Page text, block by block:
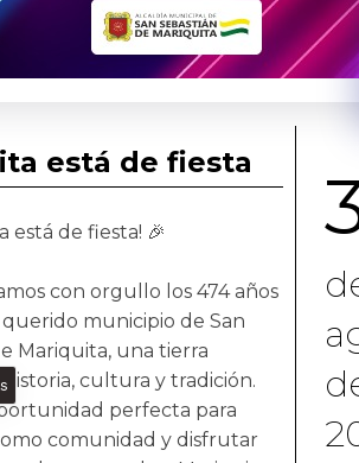
está de fiesta
está de fiesta! 🎉
con orgullo los 474 años
municipio de San
Mariquita, una tierra
cultura y tradición.
perfecta para
comunidad y disfrutar